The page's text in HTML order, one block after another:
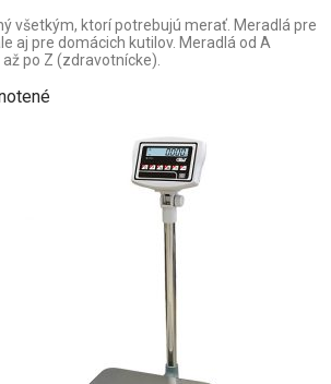
všetkým, ktorí potrebujú merať. Meradlá pre
aj pre domácich kutilov. Meradlá od A
po Z (zdravotnícke).